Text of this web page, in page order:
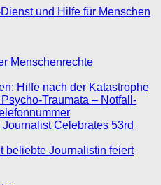
und Hilfe für Menschen
Menschenrechte
Hilfe nach der Katastrophe
Traumata – Notfall-
Celebrates 53rd
beliebte Journalistin feiert